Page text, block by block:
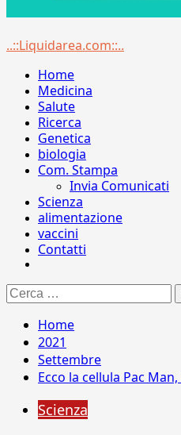
Menu
..::Liquidarea.com::..
Home
Medicina
Salute
Ricerca
Genetica
biologia
Com. Stampa
Invia Comunicati
Scienza
alimentazione
vaccini
Contatti
Ricerca
per:
Home
2021
Settembre
Ecco la cellula Pac
Scienza